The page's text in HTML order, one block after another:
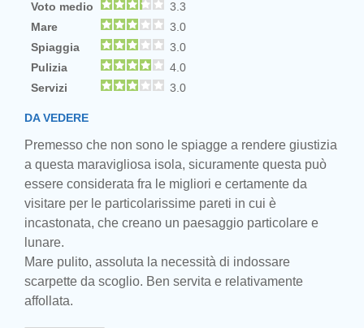
Voto medio
3.3
Mare
3.0
Spiaggia
3.0
Pulizia
4.0
Servizi
3.0
DA VEDERE
Premesso che non sono le spiagge a rendere giustizia
a questa maravigliosa isola, sicuramente questa può
essere considerata fra le migliori e certamente da
visitare per le particolarissime pareti in cui è
incastonata, che creano un paesaggio particolare e
lunare.
Mare pulito, assoluta la necessità di indossare
scarpette da scoglio. Ben servita e relativamente
affollata.